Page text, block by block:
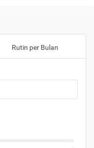
Rutin per Bulan